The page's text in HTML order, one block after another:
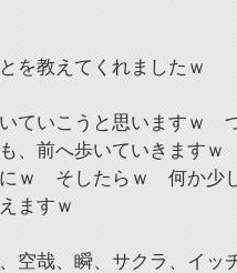
を教えてくれましたｗ
ていこうと思いますｗ
、前へ歩いていきます
ｗ そしたらｗ 何か少
ますｗ
空哉、瞬、サクラ、イッ